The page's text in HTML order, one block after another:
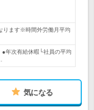
ります※時間外労働月平均
●年次有給休暇└社員の平均
気になる